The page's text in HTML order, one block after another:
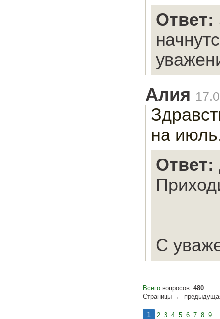
Ответ:
Алия
на
Ответ:
С
Всего вопросов: 480
Страницы ←
1 2 3 4 5 6 7 8 9